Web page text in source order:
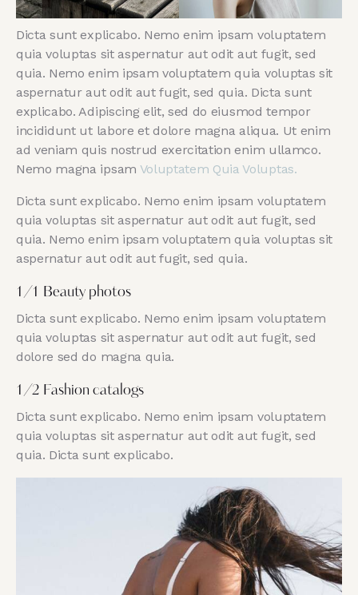
Dicta sunt explicabo. Nemo enim ipsam voluptatem
quia voluptas sit aspernatur aut odit aut fugit, sed
quia. Nemo enim ipsam voluptatem quia voluptas sit
aspernatur aut odit aut fugit, sed quia. Dicta sunt
explicabo. Adipiscing elit, sed do eiusmod tempor
incididunt ut labore et dolore magna aliqua. Ut enim
ad veniam quis nostrud exercitation enim ullamco.
Nemo magna ipsam Voluptatem Quia Voluptas.
Dicta sunt explicabo. Nemo enim ipsam voluptatem
quia voluptas sit aspernatur aut odit aut fugit, sed
quia. Nemo enim ipsam voluptatem quia voluptas sit
aspernatur aut odit aut fugit, sed quia.
1/1 Beauty photos
Dicta sunt explicabo. Nemo enim ipsam voluptatem
quia voluptas sit aspernatur aut odit aut fugit, sed
dolore sed do magna quia.
1/2 Fashion catalogs
Dicta sunt explicabo. Nemo enim ipsam voluptatem
quia voluptas sit aspernatur aut odit aut fugit, sed
quia. Dicta sunt explicabo.